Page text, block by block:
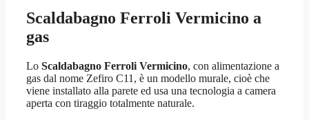
Scaldabagno Ferroli Vermicino a
gas
Lo Scaldabagno Ferroli Vermicino, con alimentazione a
gas dal nome Zefiro C11, è un modello murale, cioè che
viene installato alla parete ed usa una tecnologia a camera
aperta con tiraggio totalmente naturale.